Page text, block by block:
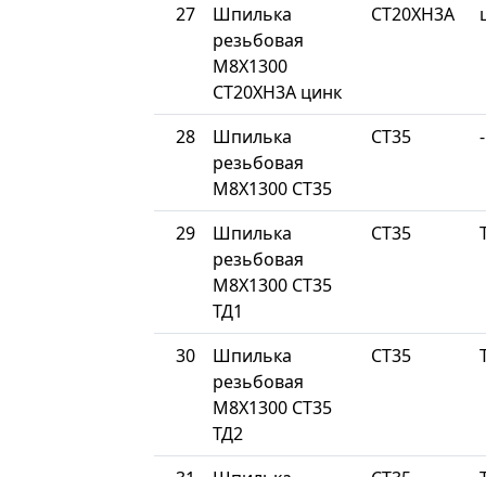
27
Шпилька
резьбовая
М8Х1300
СТ20ХН3А цинк
СТ20ХН3А
28
Шпилька
резьбовая
М8Х1300 СТ35
СТ35 -
29
Шпилька
резьбовая
М8Х1300 СТ35
ТД1
СТ35
30
Шпилька
резьбовая
М8Х1300 СТ35
ТД2
СТ35